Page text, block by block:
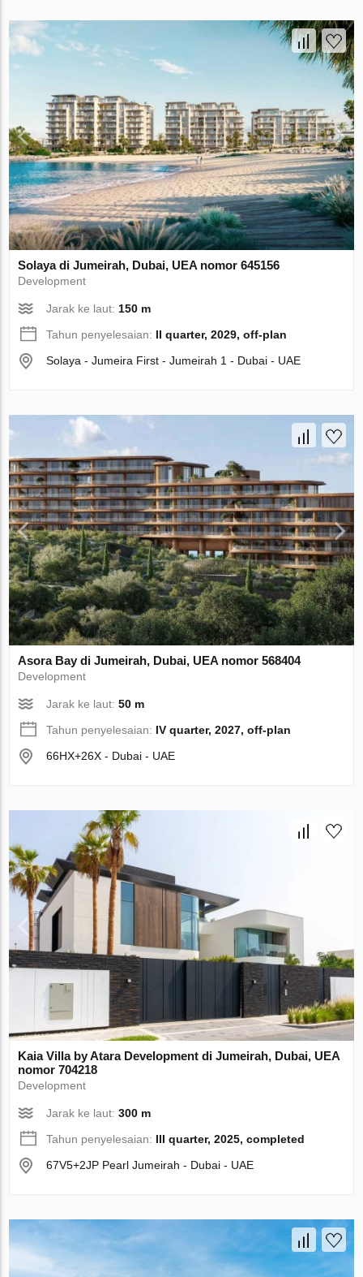
Solaya di Jumeirah, Dubai, UEA nomor 645156
Development
Jarak ke laut:150 m
Tahun penyelesaian: II quarter, 2029, off-plan
Solaya - Jumeira First - Jumeirah 1 - Dubai - UAE
Asora Bay di Jumeirah, Dubai, UEA nomor 568404
Development
Jarak ke laut:50 m
Tahun penyelesaian: IV quarter, 2027, off-plan
66HX+26X - Dubai - UAE
Kaia Villa by Atara Development di Jumeirah, Dubai, UEA
nomor 704218
Development
Jarak ke laut:300 m
Tahun penyelesaian: III quarter, 2025, completed
67V5+2JP Pearl Jumeirah - Dubai - UAE